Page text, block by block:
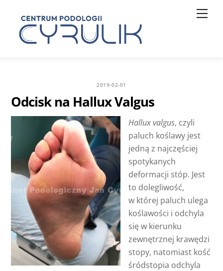
content
2019-02-01
Odcisk na Hallux Valgus
Hallux valgus, czyli
paluch koślawy jest
jedną z najczęściej
spotykanych
deformacji stóp. Jest
to dolegliwość,
w której paluch ulega
koślawości i odchyla
się w kierunku
zewnętrznej krawędzi
stopy, natomiast kość
śródstopia odchyla